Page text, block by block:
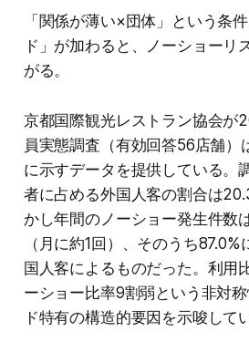
「関係が薄い×団体」という条
ド」が加わると、ノーショーリ
がる。
京都国際観光レストラン協会が
員実態調査（有効回答56店舗）
に示すデータを提供している。
者に占める外国人客の割合は
かし年間のノーショー発生件数
（月に約1回）、そのうち
国人客によるものだった。利用
ーショー比率9割弱という非対
ド特有の構造的要因を示唆して